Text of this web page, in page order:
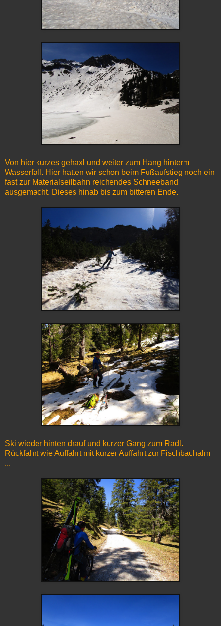
Von hier kurzes gehaxl und weiter zum Hang hinterm
Wasserfall. Hier hatten wir schon beim Fußaufstieg noch ein
fast zur Materialseilbahn reichendes Schneeband
ausgemacht. Dieses hinab bis zum bitteren Ende.
Ski wieder hinten drauf und kurzer Gang zum Radl.
Rückfahrt wie Auffahrt mit kurzer Auffahrt zur Fischbachalm
...